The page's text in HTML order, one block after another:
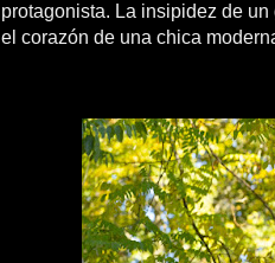
protagonista. La insipidez de
el corazón de una chica